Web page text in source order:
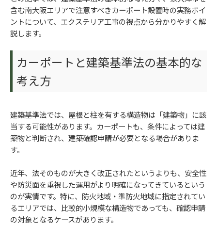
含む南大阪エリアで注意すべきカーポート設置時の実務ポイ
ントについて、エクステリア工事の視点から分かりやすく解
説します。
カーポートと建築基準法の基本的な
考え方
建築基準法では、屋根と柱を有する構造物は「建築物」に該
当する可能性があります。カーポートも、条件によっては建
築物と判断され、建築確認申請が必要となる場合がありま
す。
近年、法そのものが大きく改正されたというよりも、安全性
や防災面を重視した運用がより明確になってきているという
のが実情です。特に、防火地域・準防火地域に指定されてい
るエリアでは、比較的小規模な構造物であっても、確認申請
の対象となるケースがあります。